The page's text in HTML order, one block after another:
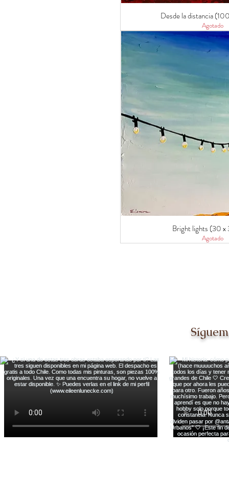
Desde la distancia
Agotado
Bright lights (30 x
Agotado